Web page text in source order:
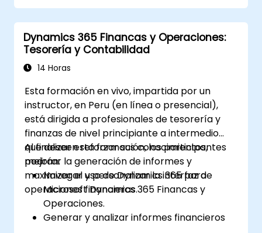
Dynamics 365 Financas y Operaciones:
Tesorería y Contabilidad
14 Horas
Esta formación en vivo, impartida por un
instructor, en Peru (en línea o presencial),
está dirigida a profesionales de tesorería y
finanzas de nivel principiante a intermedio
que deseen reforzar sus conocimientos,
mejorar la generación de informes y
maximizar el uso de Dynamics 365 para
operaciones financieras.
Al finalizar esta formación, los participantes
podrán:
Navegar y personalizar la interfaz de
Microsoft Dynamics 365 Financas y
Operaciones.
Generar y analizar informes financieros